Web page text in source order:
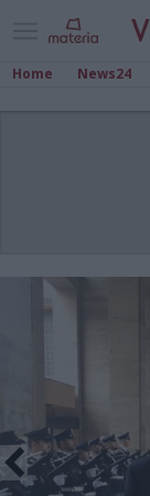
Home News24